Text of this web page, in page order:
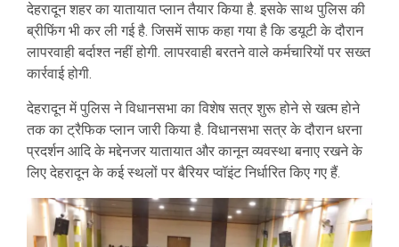
देहरादून शहर का यातायात प्लान तैयार किया है. इसके साथ पुलिस की
ब्रीफिंग भी कर ली गई है. जिसमें साफ कहा गया है कि डयूटी के दौरान
लापरवाही बर्दाश्त नहीं होगी. लापरवाही बरतने वाले कर्मचारियों पर सख्त
कार्रवाई होगी.
देहरादून में पुलिस ने विधानसभा का विशेष सत्र शुरू होने से खत्म होने
तक का ट्रैफिक प्लान जारी किया है. विधानसभा सत्र के दौरान धरना
प्रदर्शन आदि के मद्देनजर यातायात और कानून व्यवस्था बनाए रखने के
लिए देहरादून के कई स्थलों पर बैरियर प्वॉइंट निर्धारित किए गए हैं.